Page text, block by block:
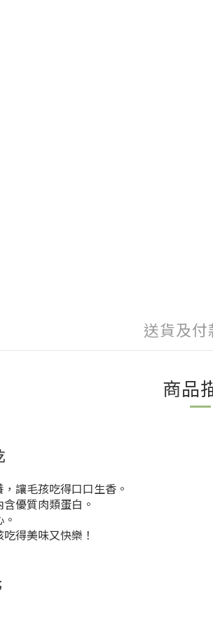
送貨及付
商品
讓毛孩吃得口口生香。
優質肉類蛋白。
得美味又快樂！